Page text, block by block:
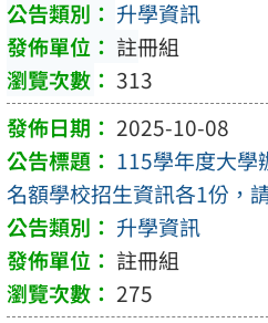
升學資訊
註冊組
313
2025-10-08
115學年度大學
名額學校招生資訊各1份，
升學資訊
註冊組
275